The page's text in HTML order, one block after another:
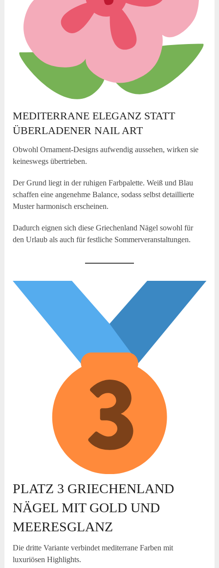
MEDITERRANE ELEGANZ STATT
ÜBERLADENER NAIL ART
Obwohl Ornament-Designs aufwendig aussehen, wirken sie
keineswegs übertrieben.
Der Grund liegt in der ruhigen Farbpalette. Weiß und Blau
schaffen eine angenehme Balance, sodass selbst detaillierte
Muster harmonisch erscheinen.
Dadurch eignen sich diese Griechenland Nägel sowohl für
den Urlaub als auch für festliche Sommerveranstaltungen.
PLATZ 3 GRIECHENLAND
NÄGEL MIT GOLD UND
MEERESGLANZ
Die dritte Variante verbindet mediterrane Farben mit
luxuriösen Highlights.